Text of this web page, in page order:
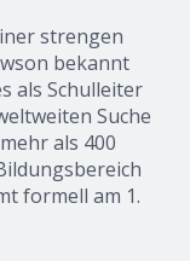
strengen
bekannt
als Schulleiter
Suche
als 400
formell am 1.